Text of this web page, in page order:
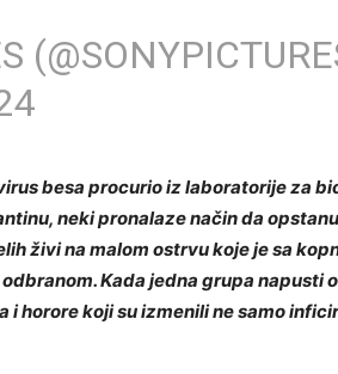
besa procurio iz laboratorije za
neki pronalaze način da
živi na malom ostrvu koje je sa
Kada jedna grupa napusti
horore koji su izmenili ne samo